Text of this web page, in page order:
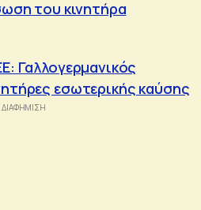
του κινητήρα
Γαλλογερμανικός
εσωτερικής καύσης